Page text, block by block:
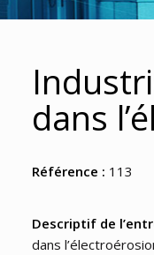
dans
Référence : 113
Descriptif de
dans